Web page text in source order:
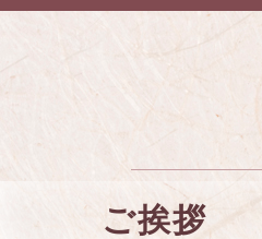
メインメニューご挨拶